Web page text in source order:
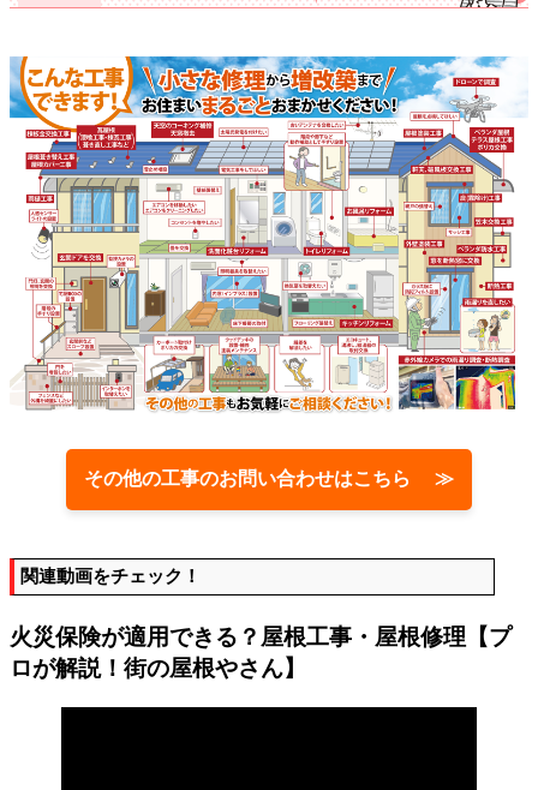
その他の工事のお問い合わせはこちら ≫
関連動画をチェック！
火災保険が適用できる？屋根工事・屋根修理【プ
ロが解説！街の屋根やさん】